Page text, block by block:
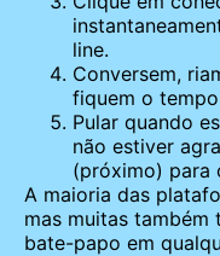
line.
Conversem,
fiquem o
Pular quando
não estiver
(próximo) para
A maioria das
mas muitas também
bate-papo em